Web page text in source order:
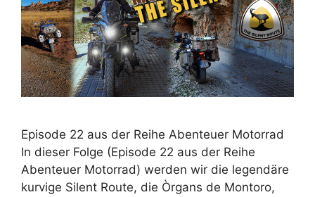
Episode 22 aus der Reihe Abenteuer Motorrad
In dieser Folge (Episode 22 aus der Reihe
Abenteuer Motorrad) werden wir die legendäre
kurvige Silent Route, die Òrgans de Montoro,